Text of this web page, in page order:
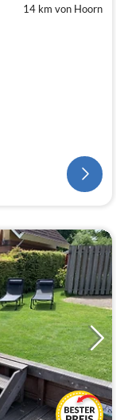
14 km von Hoorn